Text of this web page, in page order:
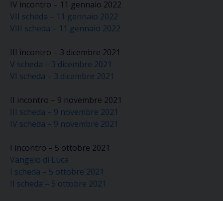
IV incontro – 11 gennaio 2022
VII scheda – 11 gennaio 2022
VIII scheda – 11 gennaio 2022
III incontro – 3 dicembre 2021
V scheda – 3 dicembre 2021
VI scheda – 3 dicembre 2021
II incontro – 9 novembre 2021
III scheda – 9 novembre 2021
IV scheda – 9 novembre 2021
I incontro – 5 ottobre 2021
Vangelo di Luca
I scheda – 5 ottobre 2021
II scheda – 5 ottobre 2021